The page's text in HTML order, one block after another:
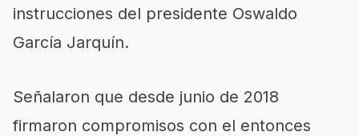
instrucciones del presidente Oswaldo
García Jarquín.
Señalaron que desde junio de 2018
firmaron compromisos con el entonces